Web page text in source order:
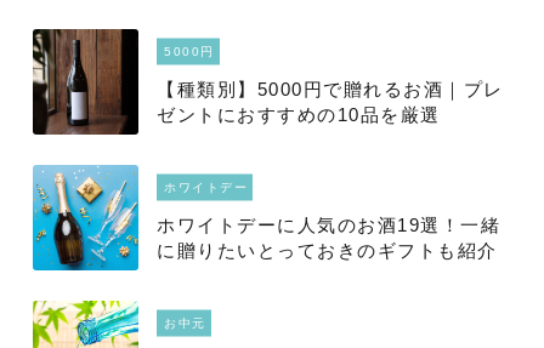
5000円
【種類別】5000円で贈れるお酒｜プレ
ゼントにおすすめの10品を厳選
ホワイトデー
ホワイトデーに人気のお酒19選！一緒
に贈りたいとっておきのギフトも紹介
お中元